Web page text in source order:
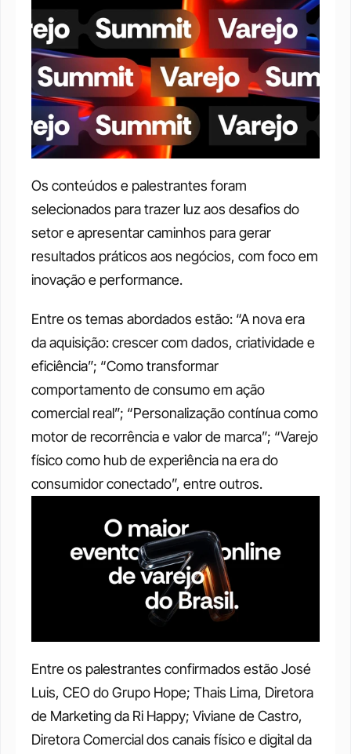
Os conteúdos e palestrantes foram
selecionados para trazer luz aos desafios do
setor e apresentar caminhos para gerar
resultados práticos aos negócios, com foco em
inovação e performance.
Entre os temas abordados estão: “A nova era
da aquisição: crescer com dados, criatividade e
eficiência”; “Como transformar
comportamento de consumo em ação
comercial real”; “Personalização contínua como
motor de recorrência e valor de marca”; “Varejo
físico como hub de experiência na era do
consumidor conectado”, entre outros.
Entre os palestrantes confirmados estão José
Luis, CEO do Grupo Hope; Thais Lima, Diretora
de Marketing da Ri Happy; Viviane de Castro,
Diretora Comercial dos canais físico e digital da